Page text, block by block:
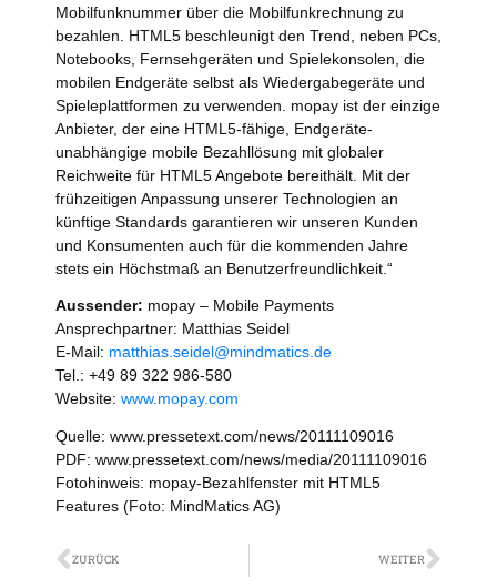
Mobilfunknummer über die Mobilfunkrechnung zu
bezahlen. HTML5 beschleunigt den Trend, neben PCs,
Notebooks, Fernsehgeräten und Spielekonsolen, die
mobilen Endgeräte selbst als Wiedergabegeräte und
Spieleplattformen zu verwenden. mopay ist der einzige
Anbieter, der eine HTML5-fähige, Endgeräte-
unabhängige mobile Bezahllösung mit globaler
Reichweite für HTML5 Angebote bereithält. Mit der
frühzeitigen Anpassung unserer Technologien an
künftige Standards garantieren wir unseren Kunden
und Konsumenten auch für die kommenden Jahre
stets ein Höchstmaß an Benutzerfreundlichkeit.“
Aussender: mopay – Mobile Payments
Ansprechpartner: Matthias Seidel
E-Mail: matthias.seidel@mindmatics.de
Tel.: +49 89 322 986-580
Website: www.mopay.com
Quelle: www.pressetext.com/news/20111109016
PDF: www.pressetext.com/news/media/20111109016
Fotohinweis: mopay-Bezahlfenster mit HTML5
Features (Foto: MindMatics AG)
Zurück
ZURÜCK WEITER